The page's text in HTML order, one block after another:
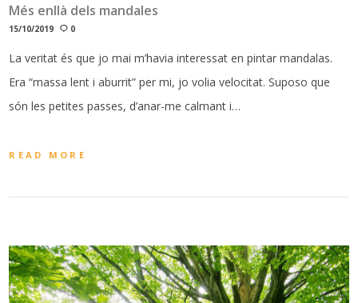
Més enllà dels mandales
15/10/2019 0
La veritat és que jo mai m’havia interessat en pintar mandalas.
Era “massa lent i aburrit” per mi, jo volia velocitat. Suposo que
són les petites passes, d’anar-me calmant i…
READ MORE